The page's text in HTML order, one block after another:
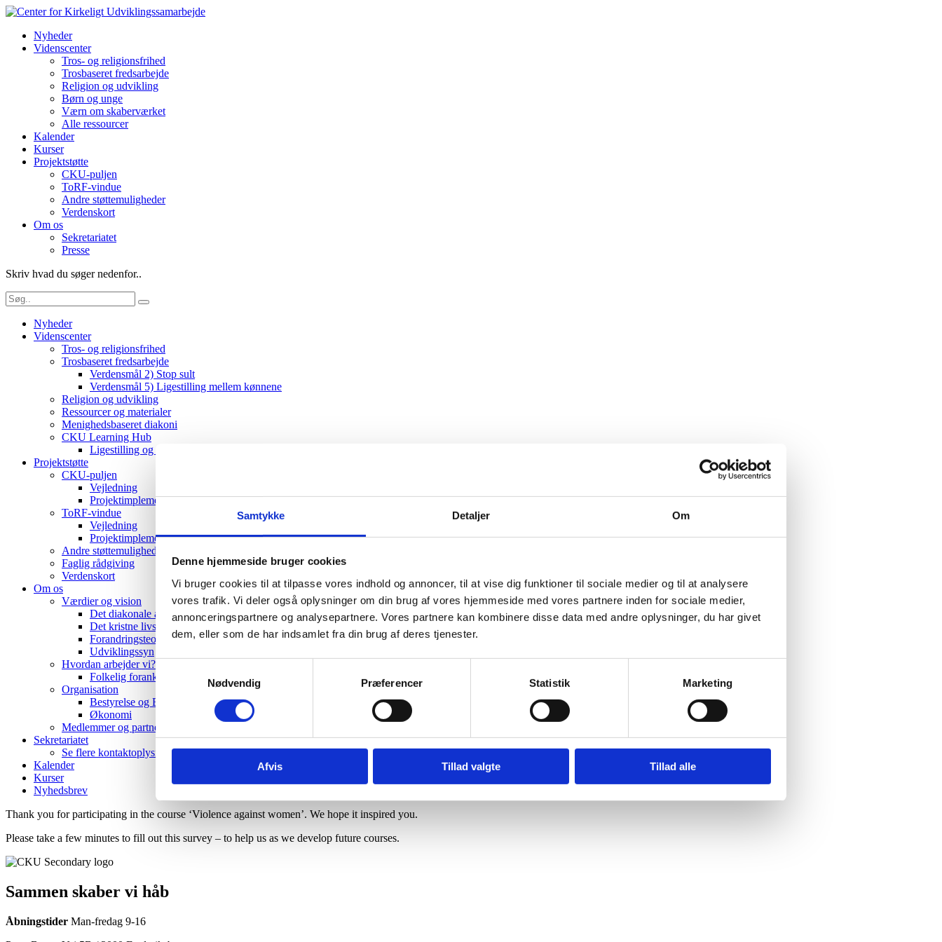
Samtykke Detaljer Om
Denne hjemmeside bruger cookies
Vi bruger cookies til at tilpasse vores indhold og annoncer, til at vise dig funktioner til sociale medier og til at analysere
vores trafik. Vi deler også oplysninger om din brug af vores hjemmeside med vores partnere inden for sociale medier,
annonceringspartnere og analysepartnere. Vores partnere kan kombinere disse data med andre oplysninger, du har givet
dem, eller som de har indsamlet fra din brug af deres tjenester.
Samtykkevalg
Nødvendig
Præferencer Statistik Marketing
Afvis Tillad valgte Tillad alle
Nyheder
Videnscenter
Tros- og religionsfrihed
Trosbaseret fredsarbejde
Religion og udvikling
Børn og unge
Værn om skaberværket
Alle ressourcer
Kalender
Kurser
Projektstøtte
CKU-puljen
ToRF-vindue
Andre støttemuligheder
Verdenskort
Om os
Sekretariatet
Presse
Skriv hvad du søger nedenfor..
Nyheder
Videnscenter
Tros- og religionsfrihed
Trosbaseret fredsarbejde
Verdensmål 2) Stop sult
Verdensmål 5) Ligestilling mellem kønnene
Religion og udvikling
Ressourcer og materialer
Menighedsbaseret diakoni
CKU Learning Hub
Ligestilling og tros- og religionsfrihed
Projektstøtte
CKU-puljen
Vejledning
Projektimplementering (CKU)
ToRF-vindue
Vejledning
Projektimplementering (ToRF)
Andre støttemuligheder
Faglig rådgiving
Verdenskort
Om os
Værdier og vision
Det diakonale arbejde
Det kristne livssyn
Forandringsteori
Udviklingssyn
Hvordan arbejder vi?
Folkelig forankring
Organisation
Bestyrelse og Bevillingsudvalg
Økonomi
Medlemmer og partnere
Sekretariatet
Se flere kontaktoplysninger
Kalender
Kurser
Nyhedsbrev
Thank you for participating in the course ‘Violence against women’. We hope it inspired you.
Please take a few minutes to fill out this survey – to help us as we develop future courses.
Sammen skaber vi håb
Åbningstider Man-fredag 9-16